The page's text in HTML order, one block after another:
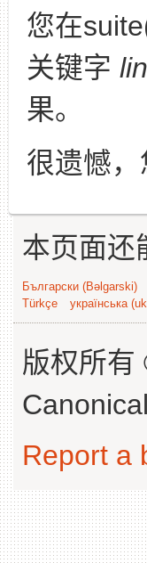
您在
关键字
果。
很遗憾
本页面还
Български (Bəlgarski)
Türkçe
українська
版权所
Report a